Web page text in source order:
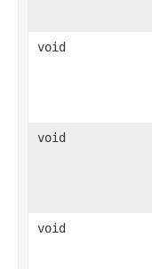
void
void
void